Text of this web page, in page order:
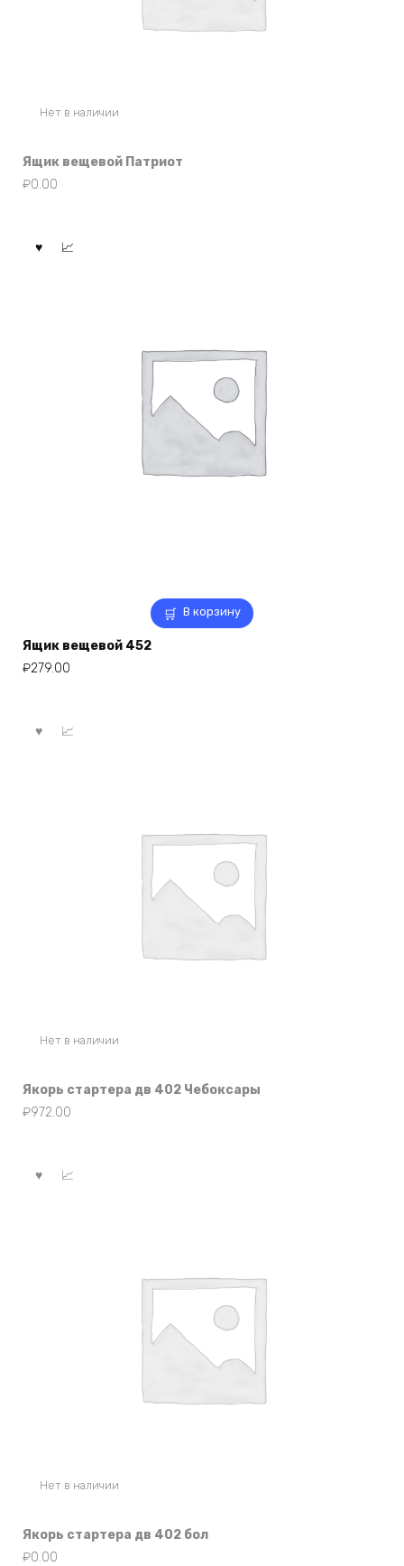
Нет в наличии
Ящик вещевой Патриот
₽0.00
В корзину
Ящик вещевой 452
₽279.00
Нет в наличии
Якорь стартера дв 402 Чебоксары
₽972.00
Нет в наличии
Якорь стартера дв 402 бол
₽0.00